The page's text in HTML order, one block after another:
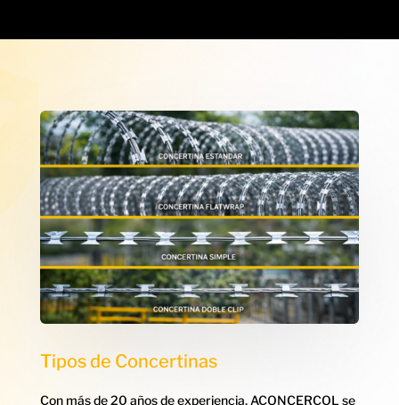
Tipos de Concertinas
Con más de 20 años de experiencia, ACONCERCOL se